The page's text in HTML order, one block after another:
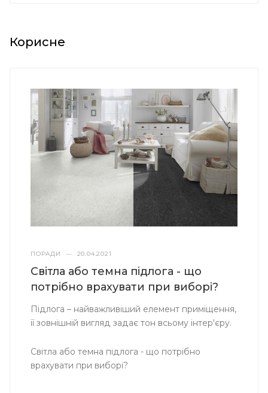
Корисне
ПОРАДИ — 20.04.2021
Світла або темна підлога - що
потрібно врахувати при виборі?
Підлога – найважливіший елемент приміщення,
її зовнішній вигляд задає тон всьому інтер'єру.
Світла або темна підлога - що потрібно
врахувати при виборі?